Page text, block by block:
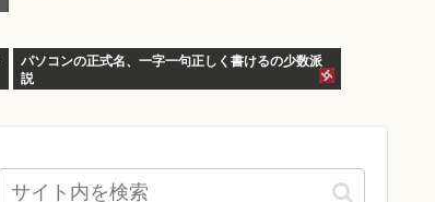
パソコンの正式名、一字一句正しく書けるの少数派
説